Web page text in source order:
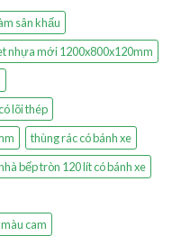
sân khấu
nhựa mới 1200x800x120mm
lõi thép
thùng rác có bánh xe
bếp tròn 120 lít có bánh xe
cam